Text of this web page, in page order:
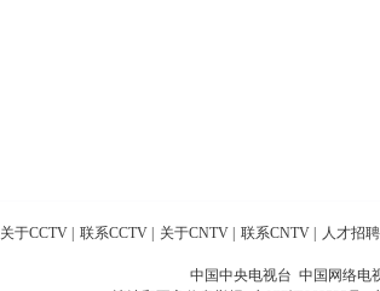
关于CCTV 联系CCTV 关于CNTV 联系CNTV 人才招聘
中国中央电视台 中国网络电